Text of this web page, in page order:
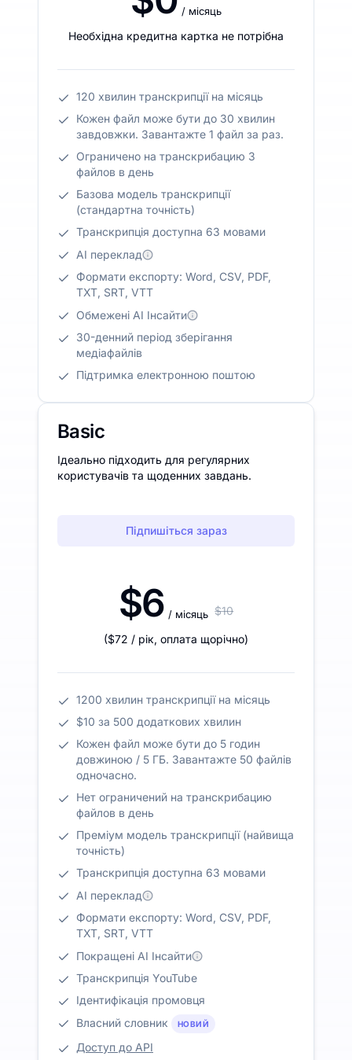
/ місяць
Необхідна кредитна картка не потрібна
120 хвилин транскрипції на місяць
Кожен файл може бути до 30 хвилин
завдовжки. Завантажте 1 файл за раз.
Ограничено на транскрибацию 3
файлов в день
Базова модель транскрипції
(стандартна точність)
Транскрипція доступна 63 мовами
AI переклад
Формати експорту: Word, CSV, PDF,
TXT, SRT, VTT
Обмежені AI Інсайти
30-денний період зберігання
медіафайлів
Підтримка електронною поштою
Basic
Ідеально підходить для регулярних
користувачів та щоденних завдань.
Підпишіться зараз
$6 / місяць $10
($72 / рік, оплата щорічно)
1200 хвилин транскрипції на місяць
$10 за 500 додаткових хвилин
Кожен файл може бути до 5 годин
довжиною / 5 ГБ. Завантажте 50 файлів
одночасно.
Нет ограничений на транскрибацию
файлов в день
Преміум модель транскрипції (найвища
точність)
Транскрипція доступна 63 мовами
AI переклад
Формати експорту: Word, CSV, PDF,
TXT, SRT, VTT
Покращені AI Інсайти
Транскрипція YouTube
Ідентифікація промовця
Власний словник
НОВИЙ
Доступ до API